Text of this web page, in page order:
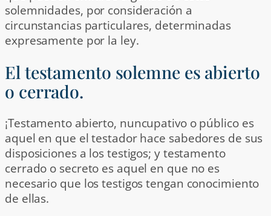
solemnidades, por consideración a
circunstancias particulares, determinadas
expresamente por la ley.
El testamento solemne es abierto
o cerrado.
¡Testamento abierto, nuncupativo o público es
aquel en que el testador hace sabedores de sus
disposiciones a los testigos; y testamento
cerrado o secreto es aquel en que no es
necesario que los testigos tengan conocimiento
de ellas.